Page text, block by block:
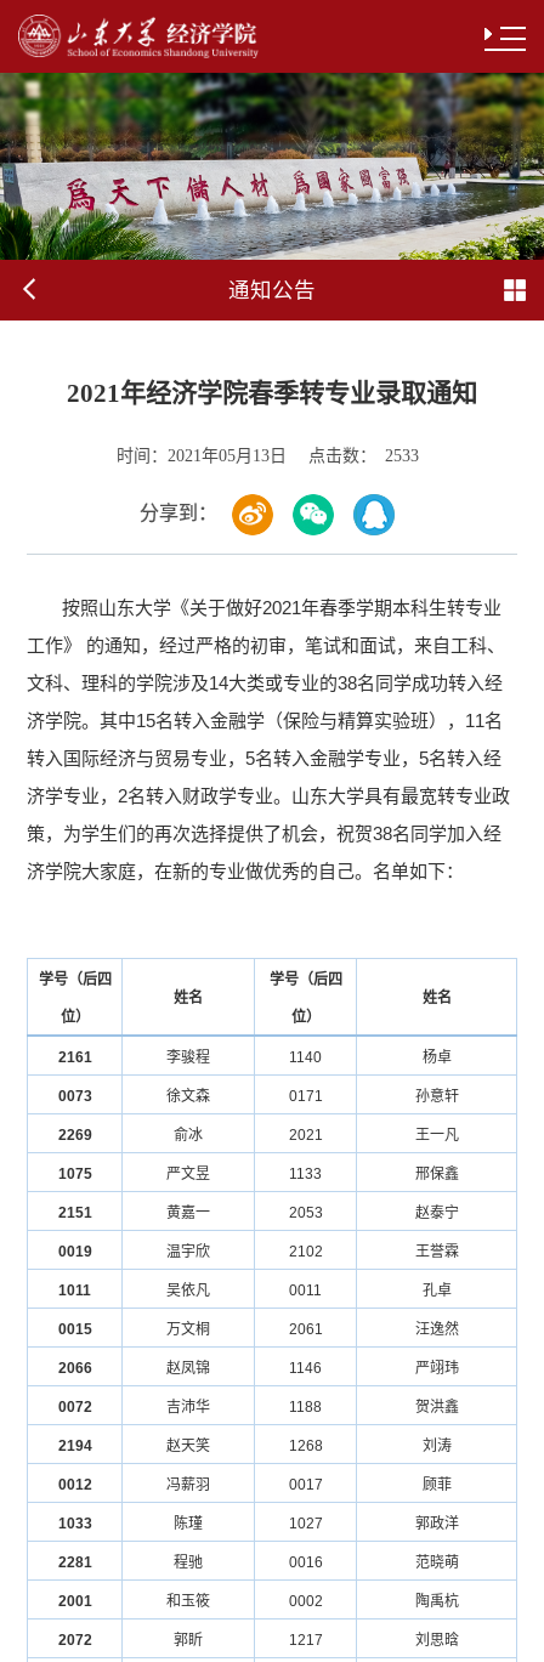
通知公告
2021年经济学院春季转专业录取通知
时间： 2021年05月13日 点击数： 2533
分享到：
按照山东大学《关于做好2021年春季学期本科生转专业
工作》 的通知，经过严格的初审，笔试和面试，来自工科、
文科、理科的学院涉及14大类或专业的38名同学成功转入经
济学院。其中15名转入金融学（保险与精算实验班）， 11名
转入国际经济与贸易专业， 5名转入金融学专业， 5名转入经
济学专业， 2名转入财政学专业。山东大学具有最宽转专业政
策，为学生们的再次选择提供了机会，祝贺38名同学加入经
济学院大家庭，在新的专业做优秀的自己。名单如下：
学号（后四
位）
姓名
学号（后四
位）
姓名
2161 李骏程 1140 杨卓
0073 徐文森 0171 孙意轩
2269 俞冰 2021 王一凡
1075 严文昱 1133 邢保鑫
2151 黄嘉一 2053 赵泰宁
0019 温宇欣 2102 王誉霖
1011 吴依凡 0011 孔卓
0015 万文桐 2061 汪逸然
2066 赵凤锦 1146 严翊玮
0072 吉沛华 1188 贺洪鑫
2194 赵天笑 1268 刘涛
0012 冯薪羽 0017 顾菲
1033 陈瑾 1027 郭政洋
2281 程驰 0016 范晓萌
2001 和玉筱 0002 陶禹杭
2072 郭盺 1217 刘思晗